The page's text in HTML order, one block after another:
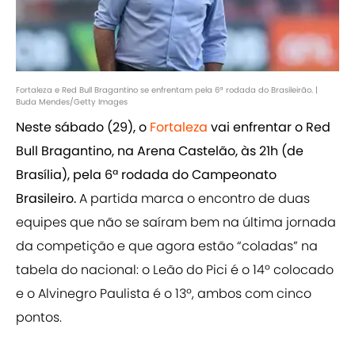
Fortaleza e Red Bull Bragantino se enfrentam pela 6ª rodada do Brasileirão. |
Buda Mendes/Getty Images
Neste sábado (29), o Fortaleza vai enfrentar o Red
Bull Bragantino, na Arena Castelão, às 21h (de
Brasília), pela 6ª rodada do Campeonato
Brasileiro.A partida marca o encontro de duas
equipes que não se saíram bem na última jornada
da competição e que agora estão “coladas” na
tabela do nacional: o Leão do Pici é o 14º colocado
e o Alvinegro Paulista é o 13º, ambos com cinco
pontos.